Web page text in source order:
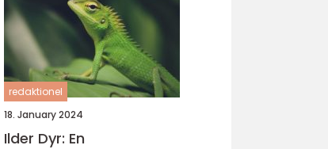
redaktionel
18. January 2024
Ilder Dyr: En